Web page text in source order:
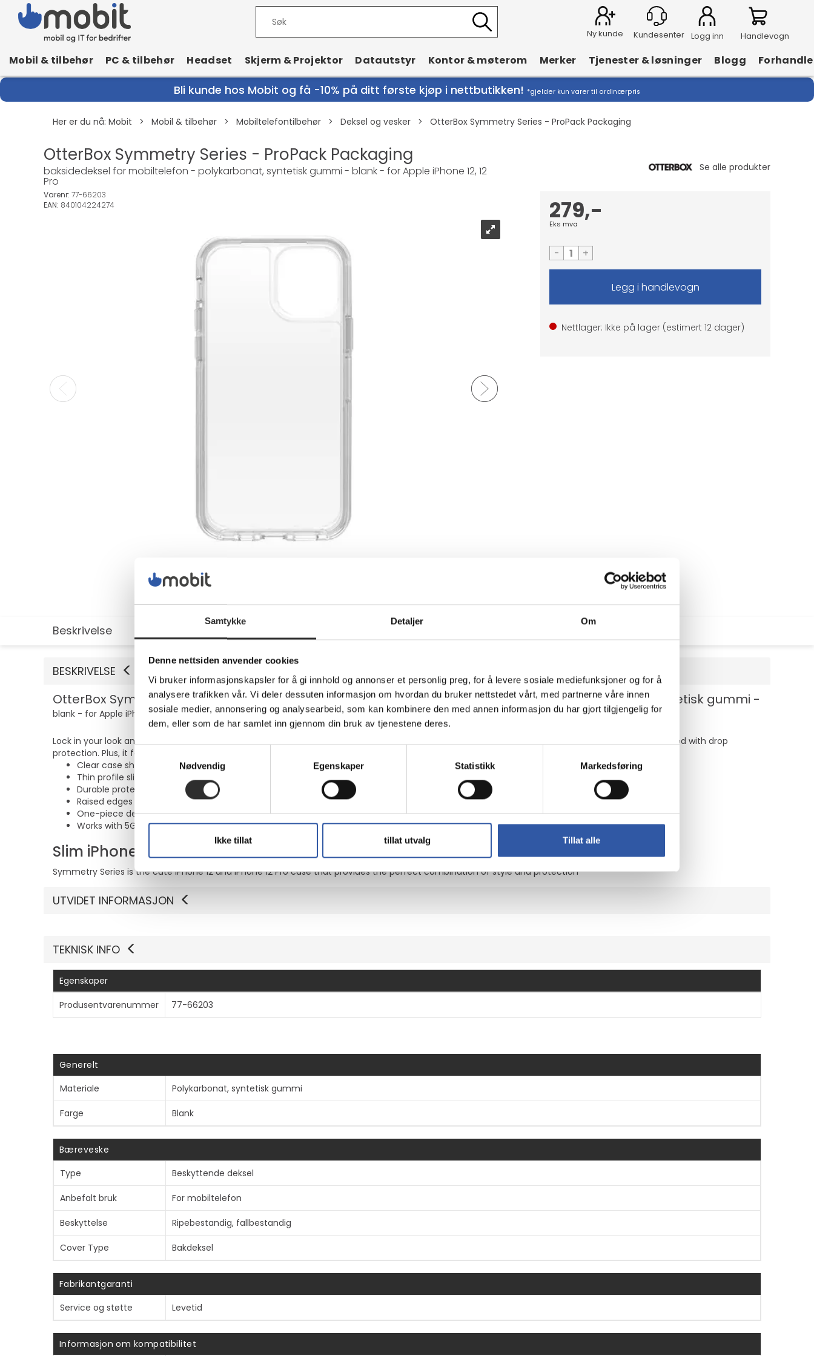
Samtykke Detaljer Om
Denne nettsiden anvender cookies
Vi bruker informasjonskapsler for å gi innhold og annonser et personlig preg, for å levere sosiale mediefunksjoner og for å
analysere trafikken vår. Vi deler dessuten informasjon om hvordan du bruker nettstedet vårt, med partnerne våre innen
sosiale medier, annonsering og analysearbeid, som kan kombinere den med annen informasjon du har gjort tilgjengelig for
dem, eller som de har samlet inn gjennom din bruk av tjenestene deres.
Samtykkevalg
Nødvendig
Egenskaper Statistikk Markedsføring
Ikke tillat tillat utvalg Tillat alle
Ny kunde Logg inn Handlevogn
Mobil & tilbehør PC & tilbehør Headset Skjerm & Projektor Datautstyr Kontor & møterom Merker Tjenester & løsninger Blogg
Bli kunde hos Mobit og få -10% på ditt første kjøp i nettbutikken! *gjelder kun varer til ordinærpris
Her er du nå: Mobit > Mobil & tilbehør > Mobiltelefontilbehør > Deksel og vesker > OtterBox Symmetry Series - ProPack Packaging
OtterBox Symmetry Series - ProPack Packaging
baksidedeksel for mobiltelefon - polykarbonat, syntetisk gummi - blank - for Apple iPhone 12, 12
Pro
Varenr: 77-66203
EAN: 840104224274 279,-
Eks mva
- +
Nettlager: Ikke på lager (estimert 12 dager)
Beskrivelse Utvidet informasjon
BESKRIVELSE
OtterBox Symmetry Series - ProPack Packaging - baksidedeksel for mobiltelefon - polykarbonat, syntetisk gummi -
blank - for Apple iPhone 12, 12 Pro
Lock in your look and protect your phone with ultra-slim Symmetry Series, the cute iPhone 12 and iPhone 12 Pro case that's easy to install and fortified with drop
protection. Plus, it features patterns, designs and collections made just for your style. Symmetry Series — thinner than ever, as protective as always.
Clear case shows off your device
Thin profile slips easily into tight pockets
Durable protection defends against drops, bumps, and fumbles
Raised edges protect camera and touchscreen
One-piece design pops on and off in a flash
Works with 5G, 4G and all other standard networks
Slim iPhone 12 and iPhone 12 Pro Case | OtterBox Symmetry Series Case
Symmetry Series is the cute iPhone 12 and iPhone 12 Pro case that provides the perfect combination of style and protection
UTVIDET INFORMASJON
TEKNISK INFO
Egenskaper
Produsentvarenummer
77-66203
Generelt
Materiale
Polykarbonat, syntetisk gummi
Farge Blank
Bæreveske
Type
Beskyttende deksel
Anbefalt bruk For mobiltelefon
Beskyttelse Ripebestandig, fallbestandig
Cover Type Bakdeksel
Fabrikantgaranti
Service og støtte
Levetid
Informasjon om kompatibilitet